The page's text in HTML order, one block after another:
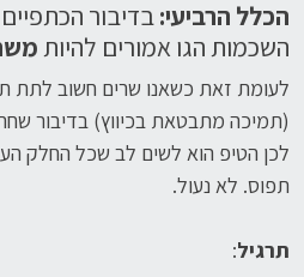
הכלל הרביעי:בדיבור
השכמות הגו אמורים להיות
לעומת זאת כשאנו שרים חשוב לתת
(תמיכה מתבטאת בכיווץ) בדיבור
לכן הטיפ הוא לשים לב שכל החלק
תפוס. לא נעול.
תרגיל: